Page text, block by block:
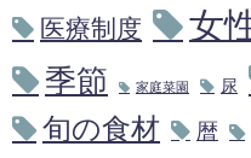
医療制度 女
季節 家庭菜園 尿
旬の食材 暦